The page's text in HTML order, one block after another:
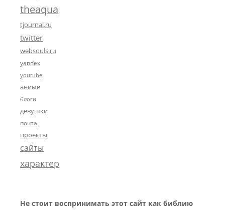
theaqua
tjournal.ru
twitter
websouls.ru
yandex
youtube
аниме
блоги
девушки
почта
проекты
сайты
характер
Не стоит воспринимать этот сайт как библию